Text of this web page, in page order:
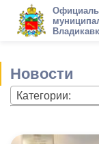
Новости
Категории: